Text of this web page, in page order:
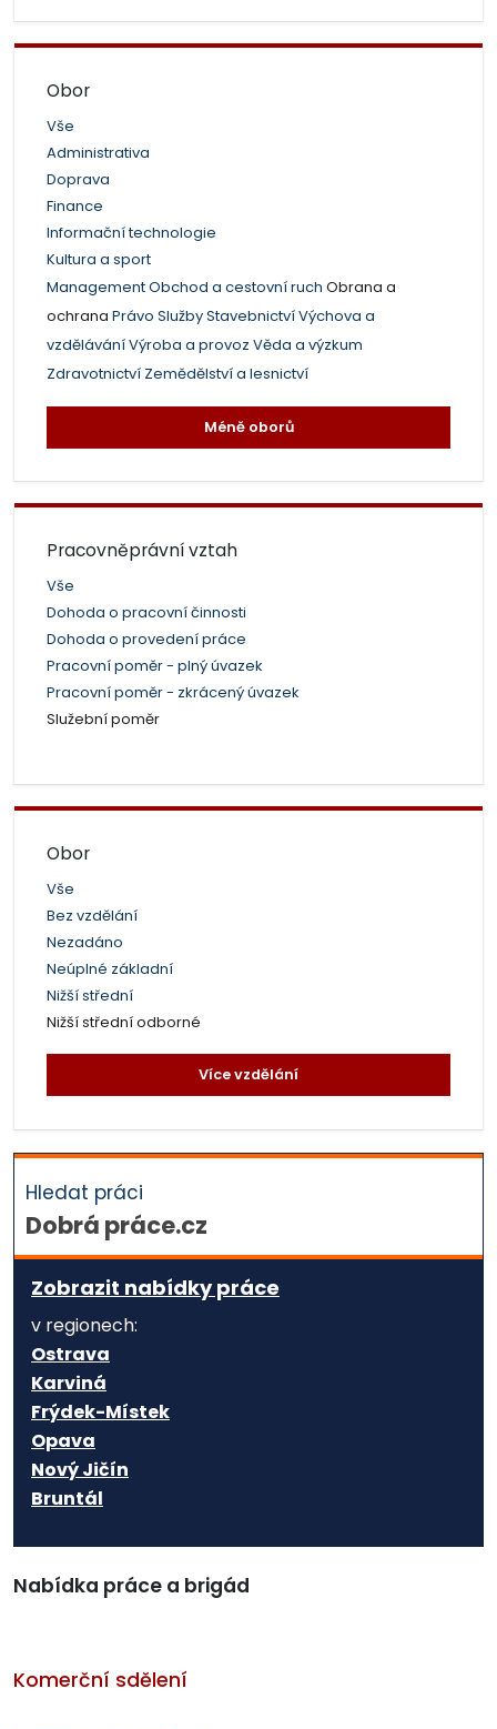
Obor
Vše
Administrativa
Doprava
Finance
Informační technologie
Kultura a sport
ManagementObchod a cestovní ruch Obrana a
ochrana Právo SlužbyStavebnictvíVýchova a
vzděláváníVýroba a provoz Věda a výzkum
Zdravotnictví Zemědělství a lesnictví
Méně oborů
Pracovněprávní vztah
Vše
Dohoda o pracovní činnosti
Dohoda o provedení práce
Pracovní poměr - plný úvazek
Pracovní poměr - zkrácený úvazek
Služební poměr
Obor
Vše
Bez vzdělání
Nezadáno
Neúplné základní
Nižší střední
Nižší střední odborné
Více vzdělání
Hledat práci
Dobrá práce.cz
Zobrazit nabídky práce
v regionech:
Ostrava
Karviná
Frýdek-Místek
Opava
Nový Jičín
Bruntál
Nabídka práce a brigád
Komerční sdělení